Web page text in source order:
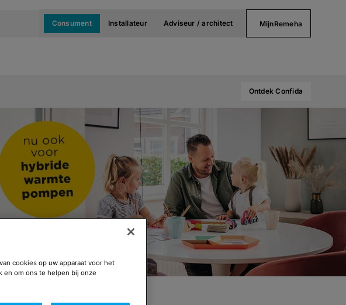
Consument Installateur Adviseur / architect MijnRemeha
Ontdek Confida
cookies op uw apparaat voor het
en om ons te helpen bij onze